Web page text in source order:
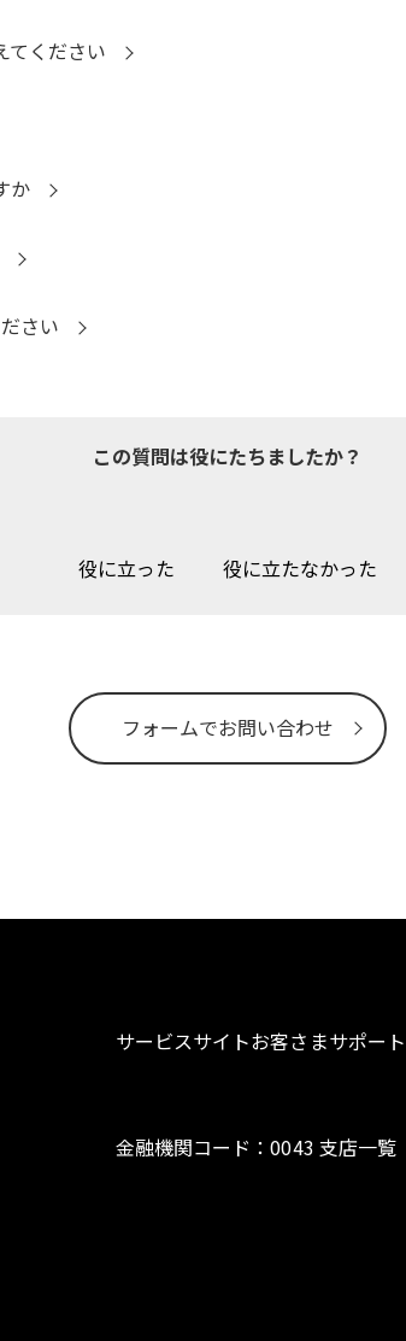
てください
か
さい
この質問は役にたちましたか？
役に立った 役に立たなかった
フォームでお問い合わせ
サービスサイトお客さまサポート
金融機関コード：0043 支店一覧